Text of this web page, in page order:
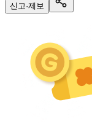
신고·제보